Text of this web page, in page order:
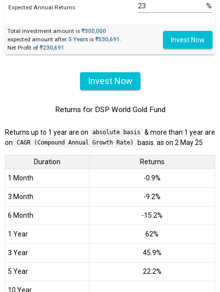
Expected Annual Returns: %
Total investment amount is ₹300,000
expected amount after 5 Years is ₹530,691 .
Net Profit of ₹230,691
Invest Now
Invest Now
Returns for DSP World Gold Fund
Returns up to 1 year are on absolute basis
& more than 1 year are
on
CAGR (Compound Annual Growth Rate) basis. as on 2 May 25
Duration Returns
1 Month -0.9%
3 Month -9.2%
6 Month -15.2%
1 Year 62%
3 Year 45.9%
5 Year 22.2%
10 Year